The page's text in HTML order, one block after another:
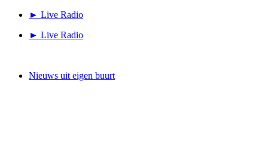
► Live Radio
► Live Radio
Nieuws uit eigen buurt